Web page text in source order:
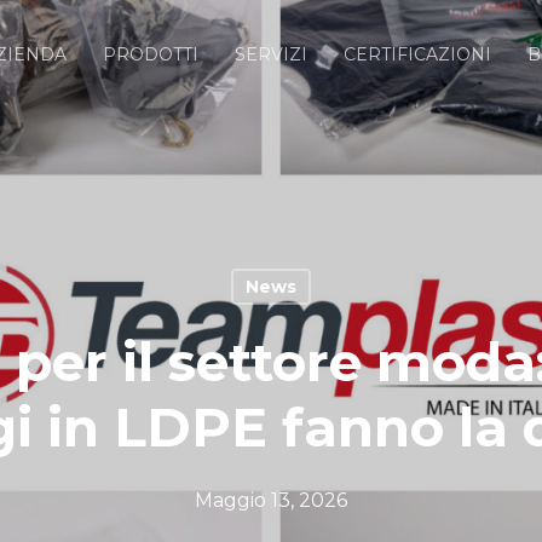
PRODOTTI SERVIZI CERTIFICAZIONI
News
il settore
in LDPE fanno la
Maggio 13, 2026